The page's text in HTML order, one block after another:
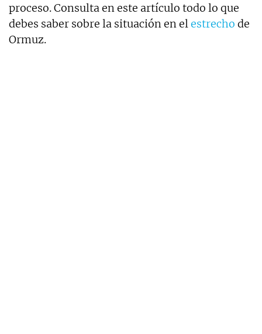
proceso. Consulta en este artículo todo lo que
debes saber sobre la situación en elestrecho de
Ormuz.